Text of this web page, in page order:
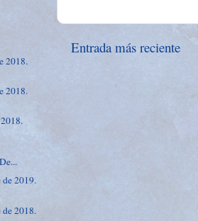
Entrada más reciente
2018.
2018.
2019.
2018.